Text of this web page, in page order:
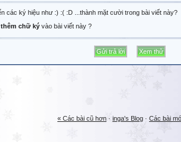
các ký hiệu như :) :( :D ...thành mặt cười trong bài viết này?
chữ ký vào bài viết này ?
« Các bài cũ hơn · inga's Blog · Các bài